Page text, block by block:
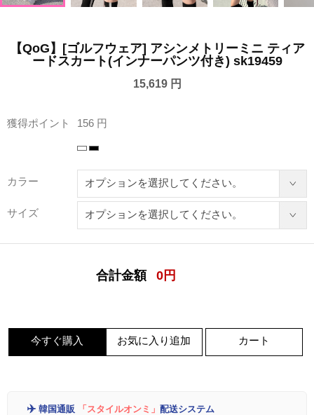
【QoG】[ゴルフウェア] アシンメトリーミニ ティア
ードスカート(インナーパンツ付き) sk19459
15,619 円
獲得ポイント 156 円
カラー
サイズ
合計金額 0 円
今すぐ購入 お気に入り追加 カート
✈️ 韓国通販 「スタイルオンミ」 配送システム